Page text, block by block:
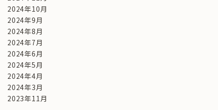
2024年10月
2024年9月
2024年8月
2024年7月
2024年6月
2024年5月
2024年4月
2024年3月
2023年11月